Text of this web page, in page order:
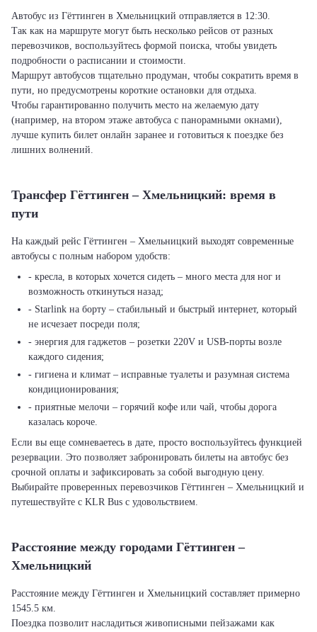
Автобус из Гёттинген в Хмельницкий отправляется в 12:30.
Так как на маршруте могут быть несколько рейсов от разных
перевозчиков, воспользуйтесь формой поиска, чтобы увидеть
подробности о расписании и стоимости.
Маршрут автобусов тщательно продуман, чтобы сократить время в
пути, но предусмотрены короткие остановки для отдыха.
Чтобы гарантированно получить место на желаемую дату
(например, на втором этаже автобуса с панорамными окнами),
лучше купить билет онлайн заранее и готовиться к поездке без
лишних волнений.
Трансфер Гёттинген – Хмельницкий: время в
пути
На каждый рейс Гёттинген – Хмельницкий выходят современные
автобусы с полным набором удобств:
- кресла, в которых хочется сидеть – много места для ног и
возможность откинуться назад;
- Starlink на борту – стабильный и быстрый интернет, который
не исчезает посреди поля;
- энергия для гаджетов – розетки 220V и USB-порты возле
каждого сидения;
- гигиена и климат – исправные туалеты и разумная система
кондиционирования;
- приятные мелочи – горячий кофе или чай, чтобы дорога
казалась короче.
Если вы еще сомневаетесь в дате, просто воспользуйтесь функцией
резервации. Это позволяет забронировать билеты на автобус без
срочной оплаты и зафиксировать за собой выгодную цену.
Выбирайте проверенных перевозчиков Гёттинген – Хмельницкий и
путешествуйте с KLR Bus с удовольствием.
Расстояние между городами Гёттинген –
Хмельницкий
Расстояние между Гёттинген и Хмельницкий составляет примерно
1545.5 км.
Поездка позволит насладиться живописными пейзажами как